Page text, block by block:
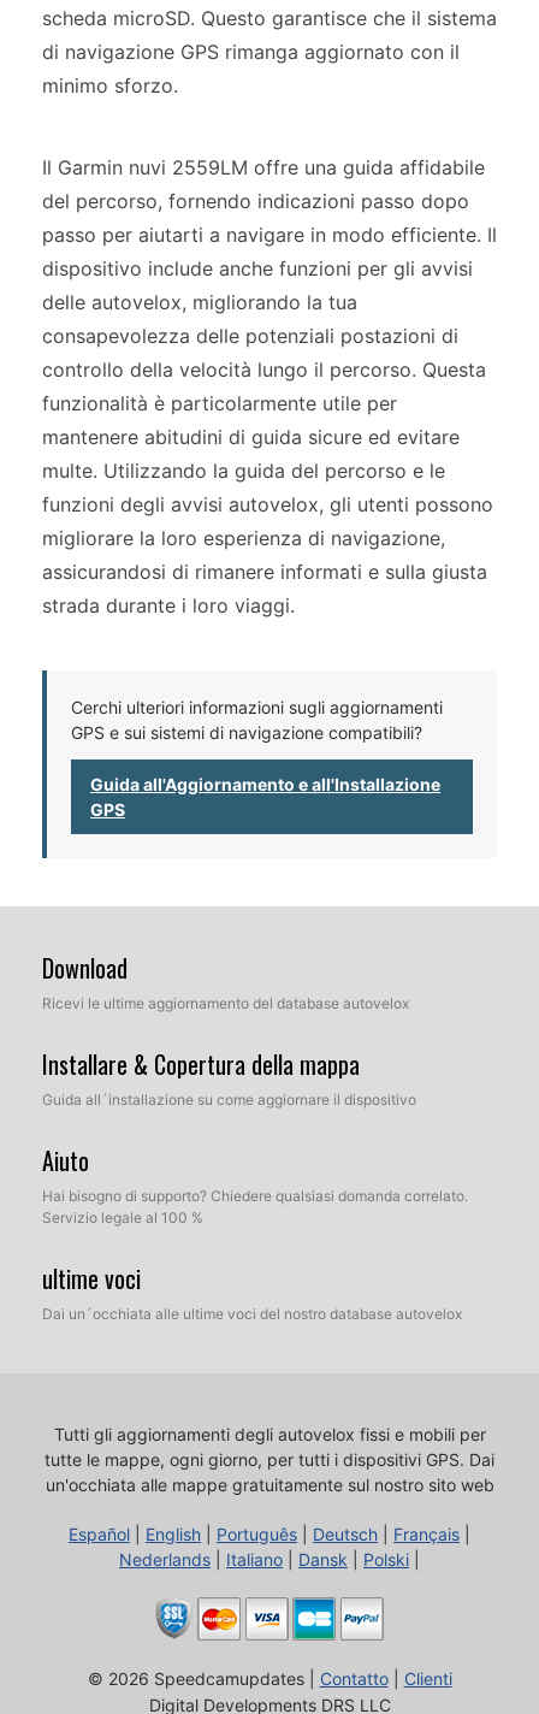
scheda microSD. Questo garantisce che il sistema
di navigazione GPS rimanga aggiornato con il
minimo sforzo.
Il Garmin nuvi 2559LM offre una guida affidabile
del percorso, fornendo indicazioni passo dopo
passo per aiutarti a navigare in modo efficiente. Il
dispositivo include anche funzioni per gli avvisi
delle autovelox, migliorando la tua
consapevolezza delle potenziali postazioni di
controllo della velocità lungo il percorso. Questa
funzionalità è particolarmente utile per
mantenere abitudini di guida sicure ed evitare
multe. Utilizzando la guida del percorso e le
funzioni degli avvisi autovelox, gli utenti possono
migliorare la loro esperienza di navigazione,
assicurandosi di rimanere informati e sulla giusta
strada durante i loro viaggi.
Cerchi ulteriori informazioni sugli aggiornamenti
GPS e sui sistemi di navigazione compatibili?
Guida all'Aggiornamento e all'Installazione
GPS
Download
Ricevi le ultime aggiornamento del database autovelox
Installare & Copertura della mappa
Guida all´installazione su come aggiornare il dispositivo
Aiuto
Hai bisogno di supporto? Chiedere qualsiasi domanda correlato.
Servizio legale al 100 %
ultime voci
Dai un´occhiata alle ultime voci del nostro database autovelox
Tutti gli aggiornamenti degli autovelox fissi e mobili per
tutte le mappe, ogni giorno, per tutti i dispositivi GPS. Dai
un'occhiata alle mappe gratuitamente sul nostro sito web
Español English Português Deutsch Français
Nederlands
Italiano Dansk Polski
© 2026 Speedcamupdates | Contatto| Clienti
Digital Developments DRS LLC